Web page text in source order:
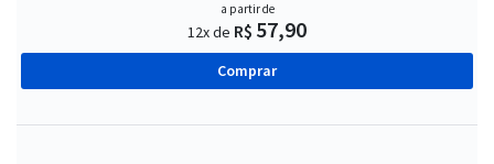
a partir de
12x de R$ 57,90
Comprar